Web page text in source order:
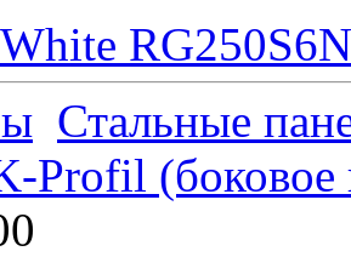
Стальные
Profil